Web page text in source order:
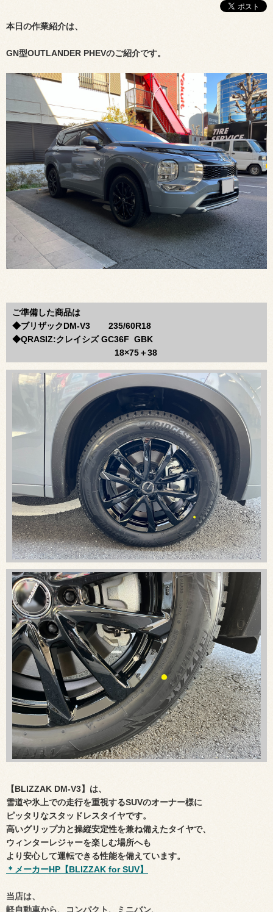
本日の作業紹介は、
GN型OUTLANDER PHEVのご紹介です。
ご準備した商品は
◆ブリザックDM-V3 235/60R18
◆QRASIZ:クレイシズ GC36F GBK
18×75＋38
【BLIZZAK DM-V3】は、
雪道や氷上での走行を重視するSUVのオーナー様に
ピッタリなスタッドレスタイヤです。
高いグリップ力と操縦安定性を兼ね備えたタイヤで、
ウィンターレジャーを楽しむ場所へも
より安心して運転できる性能を備えています。
＊メーカーHP【BLIZZAK for SUV】
当店は、
軽自動車から、コンパクト、ミニバン、